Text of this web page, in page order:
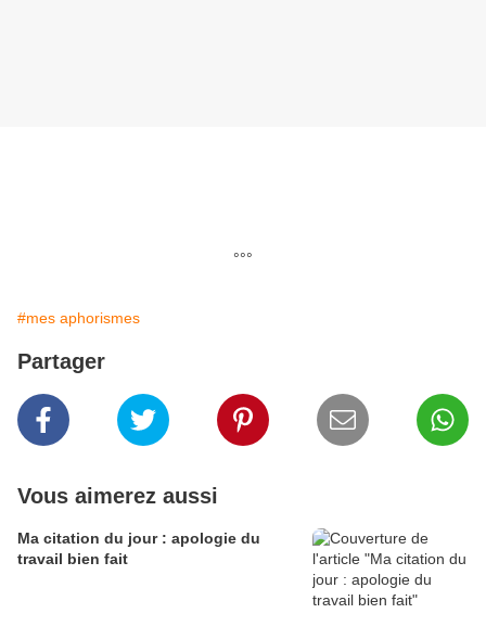
°°°
#mes aphorismes
Partager
Vous aimerez aussi
Ma citation du jour : apologie du
travail bien fait